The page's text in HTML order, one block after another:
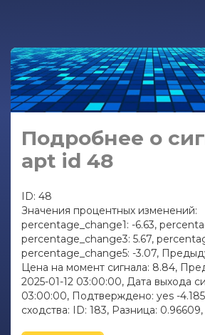
Подробнее о
apt id 48
ID: 48
Значения процентных изменений:
percentage_change1: -6.63,
percentage_change3: 5.67,
percentage_change5: -3.07,
Цена на момент сигнала: 8.84,
2025-01-12 03:00:00, Дата выхода
03:00:00, Подтверждено: yes -
сходства: ID: 183, Разница: